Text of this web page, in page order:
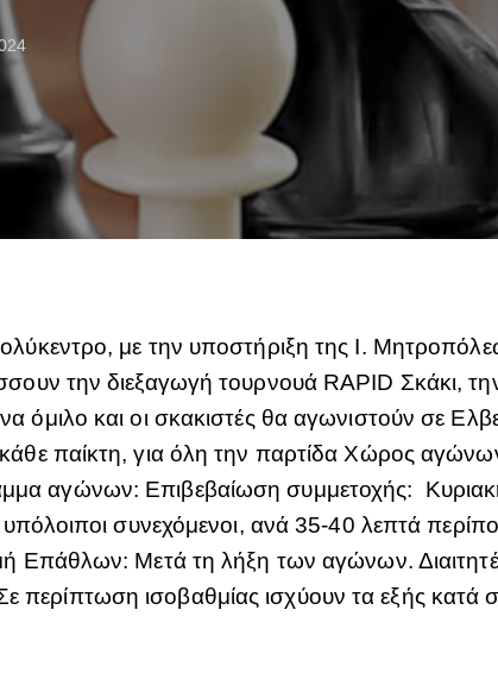
με την υποστήριξη της Ι.
την διεξαγωγή τουρνουά RAPID Σκάκι,
και οι σκακιστές θα αγωνιστούν σε
παίκτη, για όλη την παρτίδα Χώρος
αγώνων: Επιβεβαίωση συμμετοχής:
συνεχόμενοι, ανά 35-40 λεπτά
Επάθλων: Μετά τη λήξη των αγώνων.
ισοβαθμίας ισχύουν τα εξής κατά